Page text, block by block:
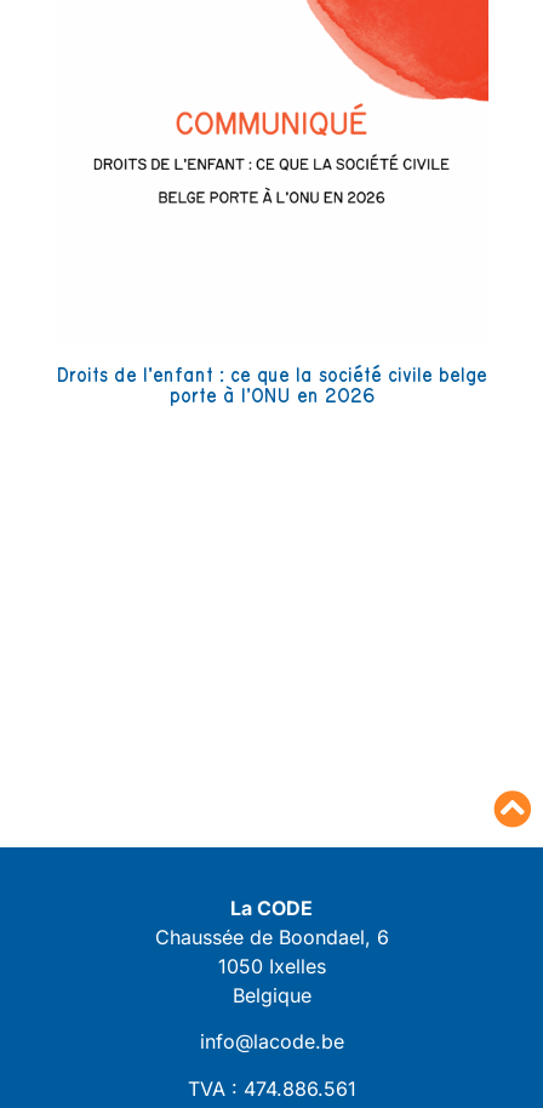
Droits de l’enfant : ce que la société civile belge
porte à l’ONU en 2026
La CODE
Chaussée de Boondael, 6
1050 Ixelles
Belgique
info@lacode.be
TVA : 474.886.561